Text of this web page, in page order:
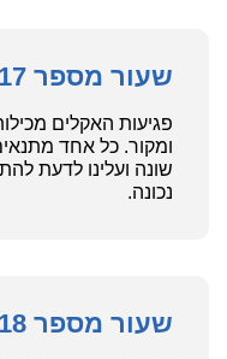
שעור מספר 17
פגיעות האקלים
ומקור. כל אחד
שונה ועלינו לדעת
נכונה.
שעור מספר 18